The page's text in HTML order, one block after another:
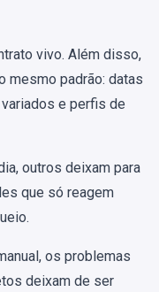
vivo. Além disso,
mesmo padrão: datas
e perfis de
outros deixam para
que só reagem
os problemas
deixam de ser